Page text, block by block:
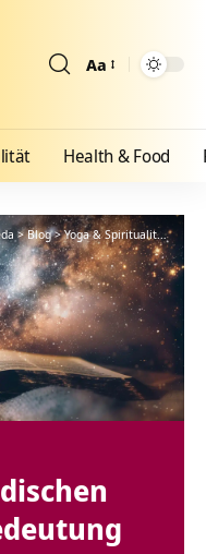
Aa
Health & Food
>Blog>Yoga & Spiritualität >